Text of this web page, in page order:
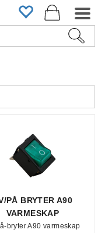
PÅ BRYTER A90
VARMESKAP
bryter A90 varmeskap